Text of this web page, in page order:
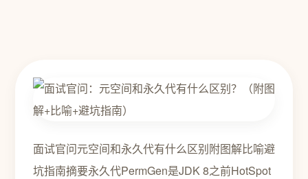
面试官问元空间和永久代有什么区别附图解比喻避
坑指南摘要永久代PermGen是JDK 8之前HotSpot